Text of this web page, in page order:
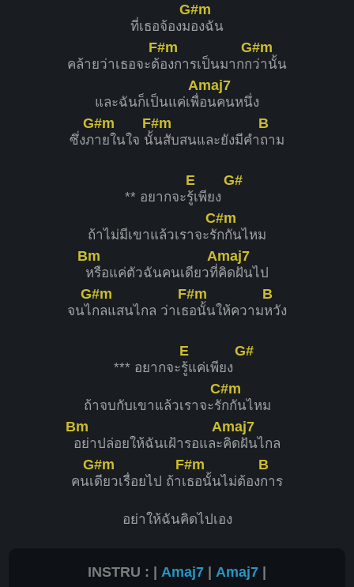
ที่เธอจ้องม
G#m
องฉัน
คล้ายว่าเธอจะต้
F#m
องการเป็นมากก
G#m
ว่านั้น
และฉันก็เป็นแค่เพื่
Amaj7
อนคนหนึ่ง
ซึ่งภ
G#m
ายในใจ นั้
F#m
นสับสนและยังมีคำ
B
ถาม
** อยากจะ
E
รู้เพียง
G#
ถ้าไม่มีเขาแล้วเราจะรั
C#m
กกันไหม
Bm
หรือแค่ตัวฉันคนเดียวที่
Amaj7
คิดฝันไป
จนไ
G#m
กลแสนไกล ว่าเธ
F#m
อนั้นให้ความ
B
หวัง
*** อยากจะ
E
รู้แค่เพียง
G#
ถ้าจบกับเขาแล้วเราจะรั
C#m
กกันไหม
Bm
อย่าปล่อยให้ฉันเฝ้ารอและ
Amaj7
คิดฝันไกล
คนเ
G#m
ดียวเรื่อยไป ถ้าเ
F#m
ธอนั้นไม่ต้อง
B
การ
อย่าให้ฉันคิดไปเอง
INSTRU : | Amaj7 | Amaj7 |